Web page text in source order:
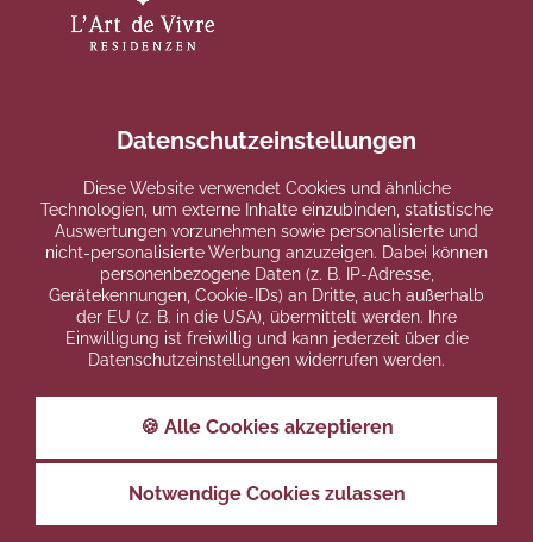
Datenschutzeinstellungen
Diese Website verwendet Cookies und ähnliche
Technologien, um externe Inhalte einzubinden, statistische
Auswertungen vorzunehmen sowie personalisierte und
nicht-personalisierte Werbung anzuzeigen. Dabei können
personenbezogene Daten (z. B. IP-Adresse,
Gerätekennungen, Cookie-IDs) an Dritte, auch außerhalb
der EU (z. B. in die USA), übermittelt werden. Ihre
Einwilligung ist freiwillig und kann jederzeit über die
Datenschutzeinstellungen widerrufen werden.
🍪 Alle Cookies akzeptieren
Notwendige Cookies zulassen